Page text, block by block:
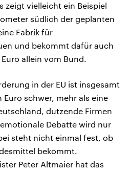
zeigt vielleicht ein Beispiel
südlich der geplanten
Fabrik für
und bekommt dafür auch
allein vom Bund.
in der EU ist insgesamt
Euro schwer, mehr als eine
dutzende Firmen
Debatte wird nur
steht nicht einmal fest, ob
bekommt.
Peter Altmaier hat das